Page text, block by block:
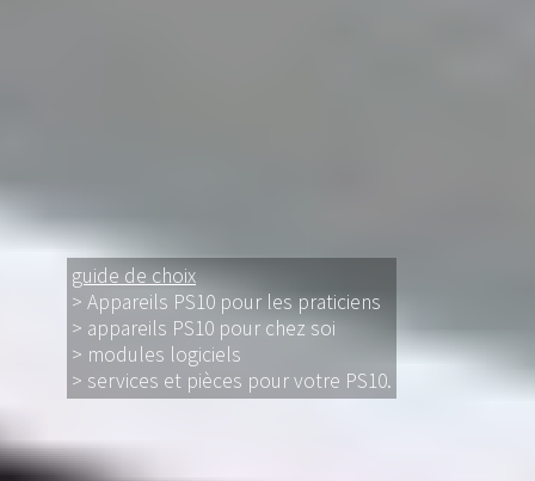
guide de choix
> Appareils PS10 pour les praticiens
> appareils PS10 pour chez soi
> modules logiciels
> services et pièces pour votre PS10.